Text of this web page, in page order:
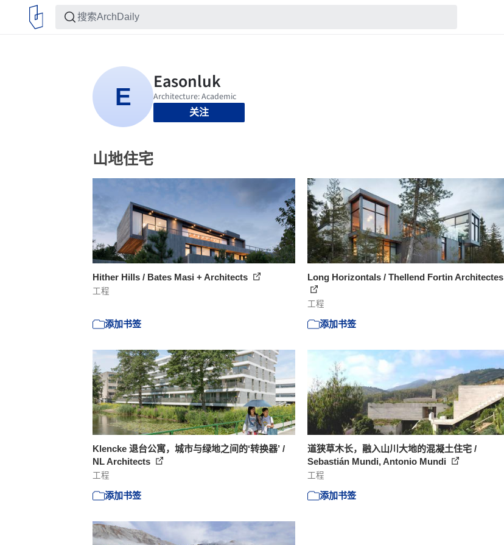
关注
山地住宅
Hither Hills / Bates Masi + Architects
工程
添加书签
Long Horizontals / Thellend Fortin Architectes
工程
添加书签
Klencke 退台公寓，城市与绿地之间的‘转换器’ /
NL Architects
工程
添加书签
道狭草木长，融入山川大地的混凝土住宅 /
Sebastián Mundi, Antonio Mundi
工程
添加书签